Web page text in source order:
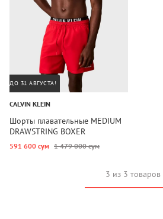
ДО 31 АВГУСТА!
CALVIN KLEIN
Шорты плавательные MEDIUM
DRAWSTRING BOXER
591 600 сум 1 479 000 сум
3 из 3 товаров